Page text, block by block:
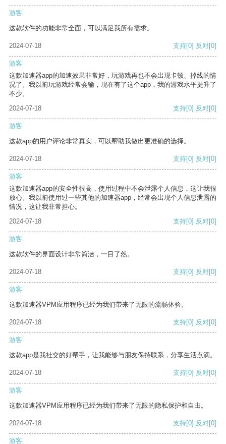
游客
这款软件的功能非常全面，可以满足我所有需求。
2024-07-18 支持[0] 反对[0]
游客
这款加速器app的加速效果非常好，玩游戏再也不会出现卡顿、掉线的情
况了。我以前玩游戏经常会输，现在有了这个app，我的游戏水平提升了
不少。
2024-07-18
支持[0] 反对[0]
游客
这款app的用户评论非常真实，可以帮助我做出更准确的选择。
2024-07-18 支持[0] 反对[0]
游客
这款加速器app的安全性很高，使用过程中不会泄露个人信息，这让我很
放心。我以前使用过一些其他的加速器app，经常会出现个人信息泄露的
情况，这让我非常担心。
2024-07-18
支持[0] 反对[0]
游客
这款软件的界面设计非常简洁，一目了然。
2024-07-18 支持[0] 反对[0]
游客
这款加速器VPM应用程序已经为我们带来了无限的流畅体验。
2024-07-18 支持[0] 反对[0]
游客
这款app是我社交的好帮手，让我能够与朋友保持联系，分享生活点滴。
2024-07-18 支持[0] 反对[0]
游客
这款加速器VPM应用程序已经为我们带来了无限的隐私保护和自由。
2024-07-18 支持[0] 反对[0]
游客